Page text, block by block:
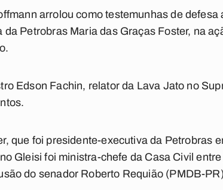
arrolou como testemunhas de
Petrobras Maria das Graças Foster, na
Edson Fachin, relator da Lava Jato no
que foi presidente-executiva da Petrobras
Gleisi foi ministra-chefe da Casa Civil
do senador Roberto Requião (PMDB-